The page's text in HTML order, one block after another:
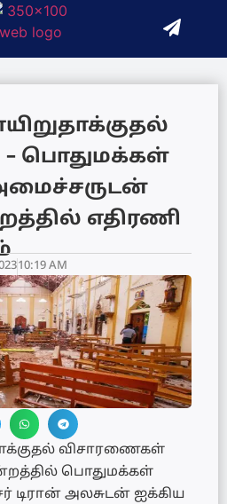
பொதுமக்கள்
அமைச்சருடன்
எதிரணி
10:19 AM
விசாரணைகள்
பொதுமக்கள்
டிரான் அலசுடன் ஐக்கிய